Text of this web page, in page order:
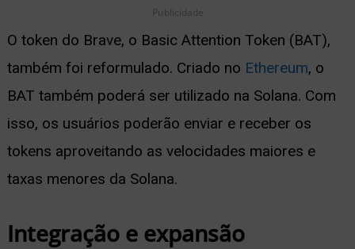
Publicidade
O token do Brave, o Basic Attention Token (BAT),
também foi reformulado. Criado no Ethereum, o
BAT também poderá ser utilizado na Solana. Com
isso, os usuários poderão enviar e receber os
tokens aproveitando as velocidades maiores e
taxas menores da Solana.
Integração e expansão